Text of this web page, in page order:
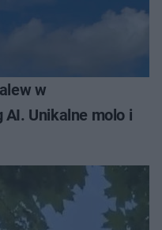
w
AI. Unikalne molo i